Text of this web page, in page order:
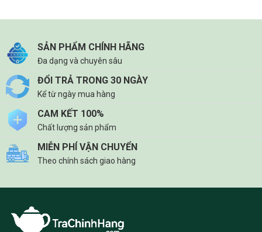
SẢN PHẨM CHÍNH HÃNG
Đa dạng và chuyên sâu
ĐỔI TRẢ TRONG 30 NGÀY
Kể từ ngày mua hàng
CAM KẾT 100%
Chất lượng sản phẩm
MIỄN PHÍ VẬN CHUYỂN
Theo chính sách giao hàng